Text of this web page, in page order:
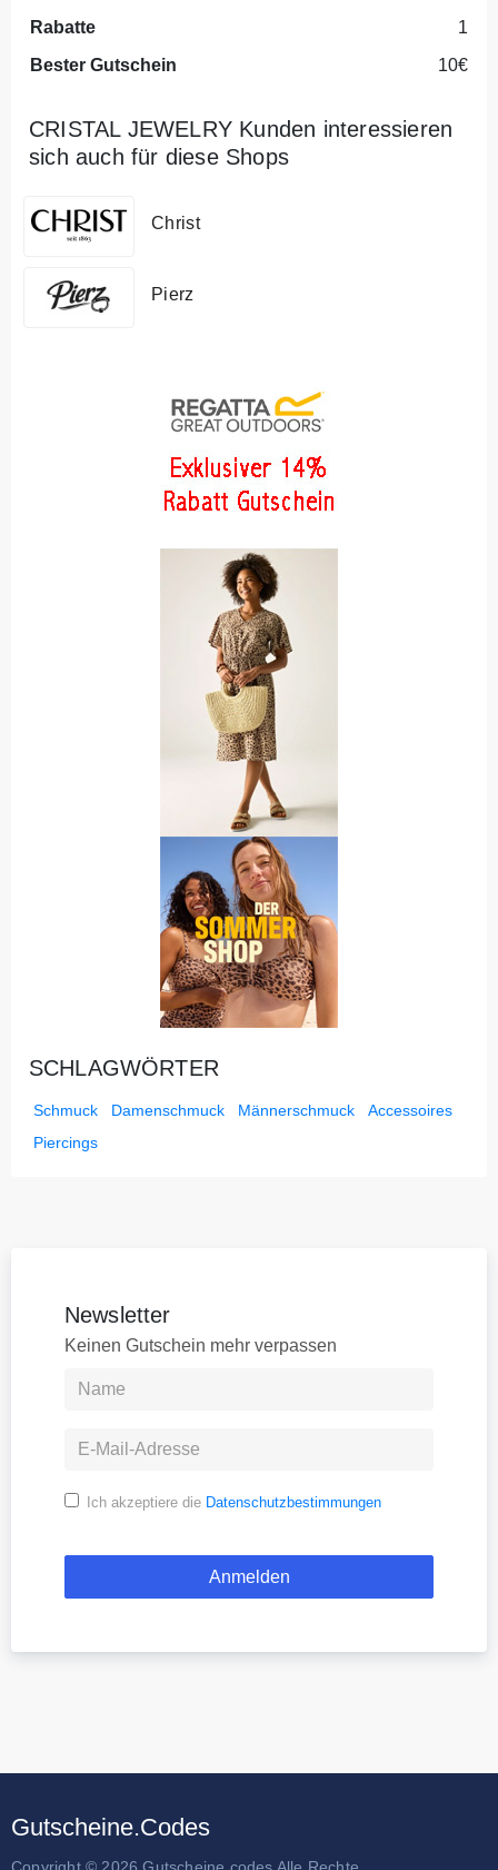
Rabatte
1
Bester Gutschein
10€
CRISTAL JEWELRY Kunden interessieren
sich auch für diese Shops
Christ
Pierz
SCHLAGWÖRTER
Schmuck Damenschmuck Männerschmuck
Accessoires
Piercings
Newsletter
Keinen Gutschein mehr verpassen
Ich akzeptiere die Datenschutzbestimmungen
Gutscheine.Codes
Copyright © 2026 Gutscheine.codes Alle Rechte